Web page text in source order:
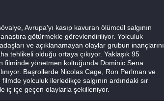
Avrupa'yı kasıp kavuran ölümcül salgının
götürmekle görevlendiriliyor. Yolculuk
ve açıklanamayan olaylar grubun inançlarını
tehlikeli olduğu ortaya çıkıyor. Yaklaşık 95
filminde yönetmen koltuğunda Dominic Sena
Başrollerde Nicolas Cage Ron Perlman ve
yolculuk ilerledikçe salgının ardındaki sır
iç içe geçen olaylarla şekilleniyor.